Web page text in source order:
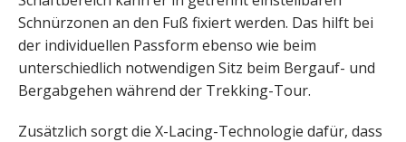
Schnürzonen an den Fuß fixiert werden. Das hilft bei
der individuellen Passform ebenso wie beim
unterschiedlich notwendigen Sitz beim Bergauf- und
Bergabgehen während der Trekking-Tour.
Zusätzlich sorgt die X-Lacing-Technologie dafür, dass